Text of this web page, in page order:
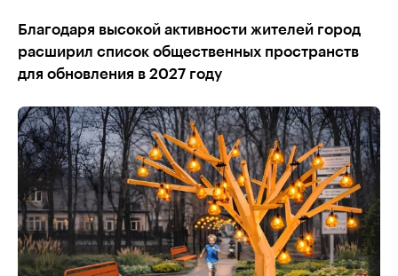
Благодаря высокой активности жителей город
расширил список общественных пространств
для обновления в 2027 году